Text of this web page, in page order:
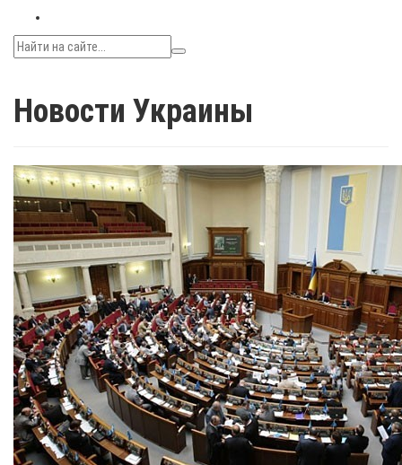
Новости Украины